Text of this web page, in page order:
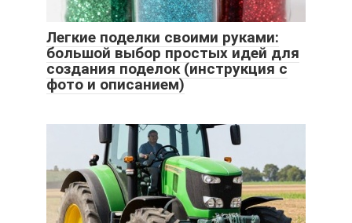
Легкие поделки своими руками:
большой выбор простых идей для
создания поделок (инструкция с
фото и описанием)